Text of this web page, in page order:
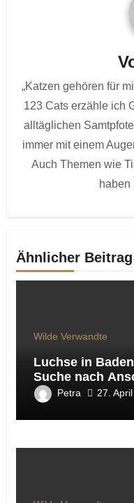
„Katzen gehören für
123 Cats erzähle ich
alltäglichen
immer mit einem
Auch Themen wie
haben
Ähnlicher Beitrag
Wilde Verwandte
Luchse in
Suche nach
Petra 27.